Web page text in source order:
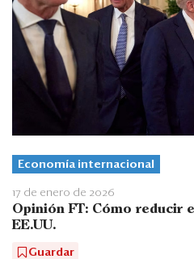
Economía internacional
17 de enero de 2026
Opinión FT: Cómo reducir
EE.UU.
Guardar